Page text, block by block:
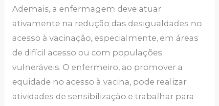
Ademais, a enfermagem deve atuar
ativamente na redução das desigualdades no
acesso à vacinação, especialmente, em áreas
de difícil acesso ou com populações
vulneráveis. O enfermeiro, ao promover a
equidade no acesso à vacina, pode realizar
atividades de sensibilização e trabalhar para